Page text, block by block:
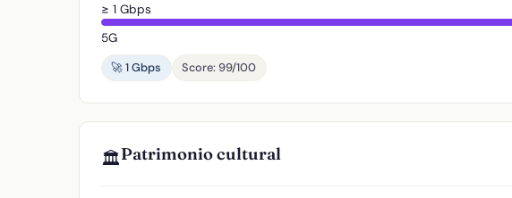
≥ 1 Gbps
5G
🚀 1 Gbps
Score: 99/100
🏛️Patrimonio cultural